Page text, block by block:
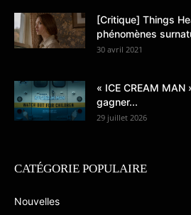
[Critique] Things
phénomènes
30 avril 2021
« ICE CREAM
gagner...
29 juillet 2026
CATÉGORIE POPULAIRE
Nouvelles